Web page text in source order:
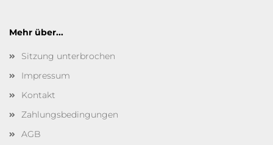
Mehr über...
Sitzung unterbrochen
Impressum
Kontakt
Zahlungsbedingungen
AGB